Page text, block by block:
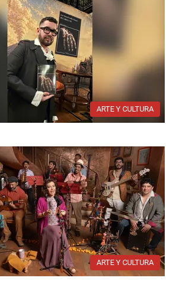
ARTE Y CULTURA
ARTE Y CULTURA